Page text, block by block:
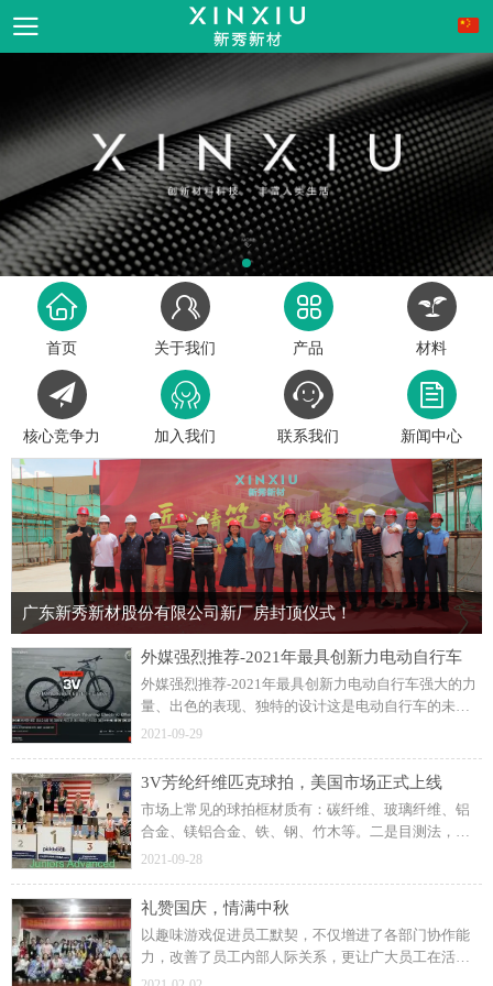
首页 关于我们 产品 材料
核心竞争力 加入我们 联系我们 新闻中心
广东新秀新材股份有限公司新厂房封顶仪式！
外媒强烈推荐-2021年最具创新力电动自行车
外媒强烈推荐-2021年最具创新力电动自行车强大的力
量、出色的表现、独特的设计这是电动自行车的未
来。科技结合碳纤维与芳纶纤维高端碳纤维自行车备
适至上。
2021-09-29
3V芳纶纤维匹克球拍，美国市场正式上线
市场上常见的球拍框材质有：碳纤维、玻璃纤维、铝
合金、镁铝合金、铁、钢、竹木等。二是目测法，看
看靠近拍面部分是否有黑层，是否有微锯齿状，芳纶
锯齿状。
2021-09-28
礼赞国庆，情满中秋
以趣味游戏促进员工默契，不仅增进了各部门协作能
力，改善了员工内部人际关系，更让广大员工在活动
中积极思考、创新，增添了节日的乐趣，受到公司员